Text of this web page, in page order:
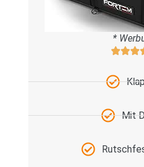
*
Mit